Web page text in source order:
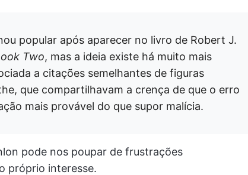
popular após aparecer no livro de Robert J.
Two, mas a ideia existe há muito mais
a citações semelhantes de figuras
que compartilhavam a crença de que o erro
mais provável do que supor malícia.
pode nos poupar de frustrações
próprio interesse.